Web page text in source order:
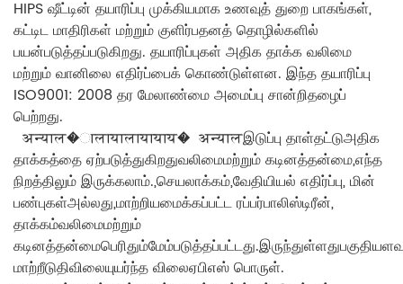
HIPS ஷீட்டின் தயாரிப்பு முக்கியமாக உணவுத் துறை பாகங்கள்,
கட்டிட மாதிரிகள் மற்றும் குளிர்பதனத் தொழில்களில்
பயன்படுத்தப்படுகிறது. தயாரிப்புகள் அதிக தாக்க வலிமை
மற்றும் வானிலை எதிர்ப்பைக் கொண்டுள்ளன. இந்த தயாரிப்பு
ISO9001: 2008 தர மேலாண்மை அமைப்பு சான்றிதழைப்
பெற்றது.
अन्याल�ालायालायायाय� अन्यालஇடுப்பு தாள்தட்டுஅதிக
தாக்கத்தை ஏற்படுத்துகிறதுவலிமைமற்றும் கடினத்தன்மை,எந்த
நிறத்திலும் இருக்கலாம்.,செயலாக்கம்,வேதியியல் எதிர்ப்பு, மின்
பண்புகள்அல்லது,மாற்றியமைக்கப்பட்ட ரப்பர்பாலிஸ்டிரீன்,
தாக்கம்வலிமைமற்றும்
கடினத்தன்மைபெரிதும்மேம்படுத்தப்பட்டது.இருந்துள்ளது
மாற்றீடுதிவிலையுயர்ந்த விலைஏபிஎஸ் பொருள்.